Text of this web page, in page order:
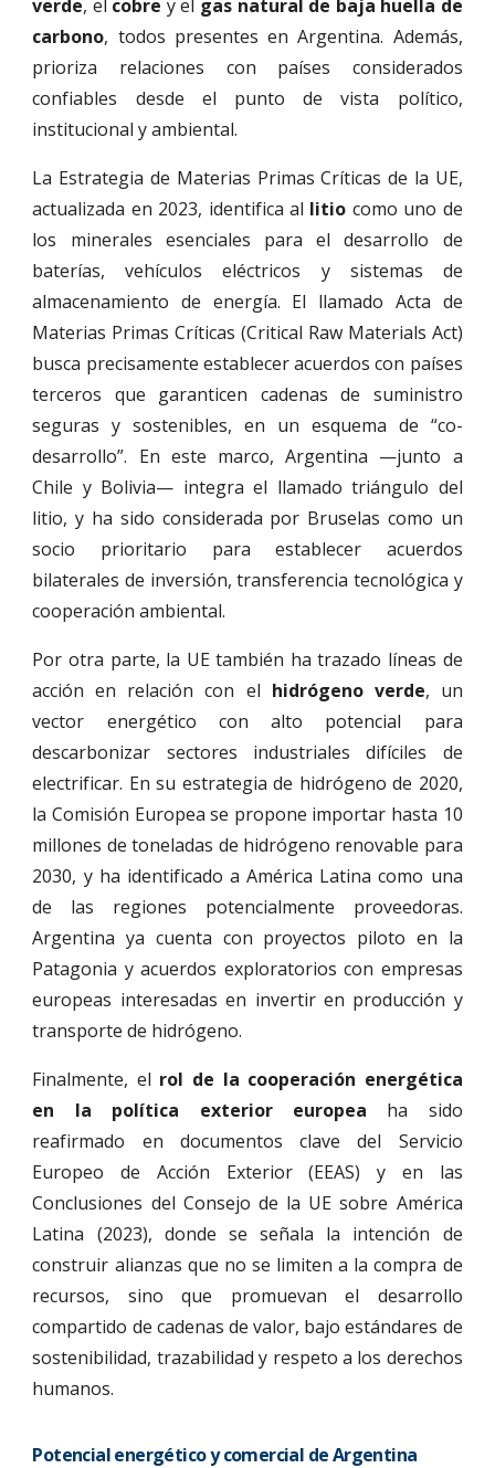
verde, el cobre y el gas natural de baja huella de
carbono, todos presentes en Argentina. Además,
prioriza relaciones con países considerados
confiables desde el punto de vista político,
institucional y ambiental.
La Estrategia de Materias Primas Críticas de la UE,
actualizada en 2023, identifica al litio como uno de
los minerales esenciales para el desarrollo de
baterías, vehículos eléctricos y sistemas de
almacenamiento de energía. El llamado Acta de
Materias Primas Críticas (Critical Raw Materials Act)
busca precisamente establecer acuerdos con países
terceros que garanticen cadenas de suministro
seguras y sostenibles, en un esquema de “co-
desarrollo”. En este marco, Argentina —junto a
Chile y Bolivia— integra el llamado triángulo del
litio, y ha sido considerada por Bruselas como un
socio prioritario para establecer acuerdos
bilaterales de inversión, transferencia tecnológica y
cooperación ambiental.
Por otra parte, la UE también ha trazado líneas de
acción en relación con el hidrógeno verde, un
vector energético con alto potencial para
descarbonizar sectores industriales difíciles de
electrificar. En su estrategia de hidrógeno de 2020,
la Comisión Europea se propone importar hasta 10
millones de toneladas de hidrógeno renovable para
2030, y ha identificado a América Latina como una
de las regiones potencialmente proveedoras.
Argentina ya cuenta con proyectos piloto en la
Patagonia y acuerdos exploratorios con empresas
europeas interesadas en invertir en producción y
transporte de hidrógeno.
Finalmente, el rol de la cooperación energética
en la política exterior europea ha sido
reafirmado en documentos clave del Servicio
Europeo de Acción Exterior (EEAS) y en las
Conclusiones del Consejo de la UE sobre América
Latina (2023), donde se señala la intención de
construir alianzas que no se limiten a la compra de
recursos, sino que promuevan el desarrollo
compartido de cadenas de valor, bajo estándares de
sostenibilidad, trazabilidad y respeto a los derechos
humanos.
Potencial energético y comercial de Argentina